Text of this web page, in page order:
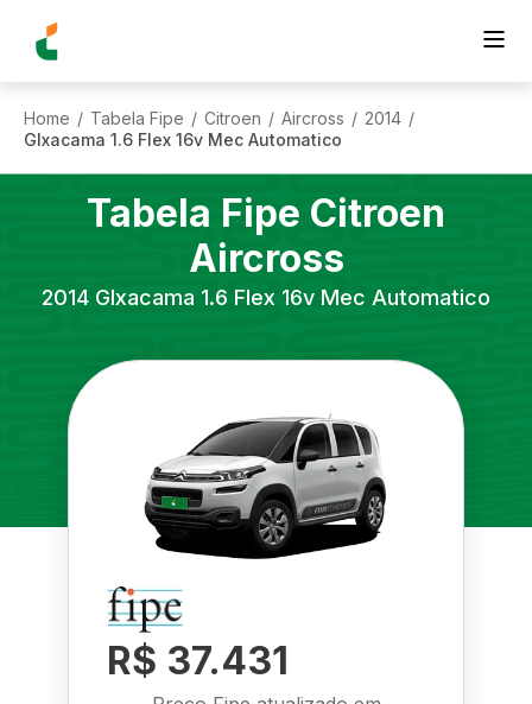
Home / Tabela Fipe / Citroen / Aircross / 2014 /
Glxacama 1.6 Flex 16v Mec Automatico
Tabela Fipe Citroen
Aircross
2014 Glxacama 1.6 Flex 16v Mec Automatico
R$ 37.431